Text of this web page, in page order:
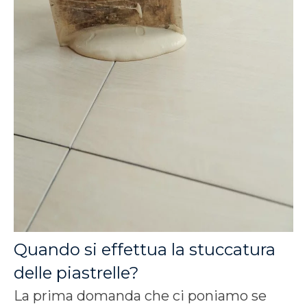
Quando si effettua la stuccatura
delle piastrelle?
La prima domanda che ci poniamo se